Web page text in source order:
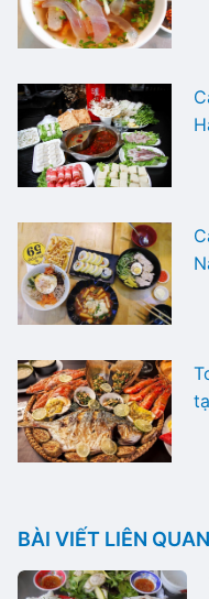
BÀI VIẾT LIÊN QUAN